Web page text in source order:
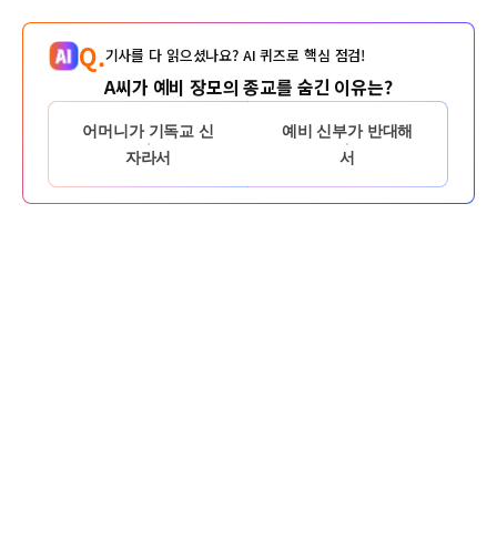
Q.기사를 다 읽으셨나요? AI 퀴즈로 핵심 점검!
A씨가 예비 장모의 종교를 숨긴 이유는?
어머니가 기독교 신
자라서
예비 신부가 반대해
서